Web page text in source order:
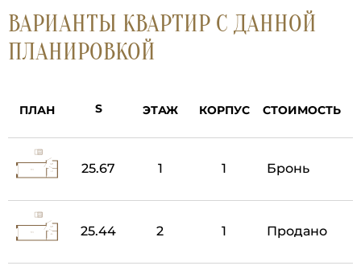
ВАРИАНТЫ КВАРТИР С ДАННОЙ
ПЛАНИРОВКОЙ
ПЛАН ЭТАЖ КОРПУС СТОИМОСТЬ
25.67 1 1 Бронь
25.44 2 1 Продано